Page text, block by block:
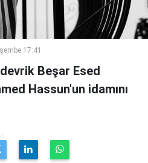
17:41
Beşar Esed
Hassun'un idamını